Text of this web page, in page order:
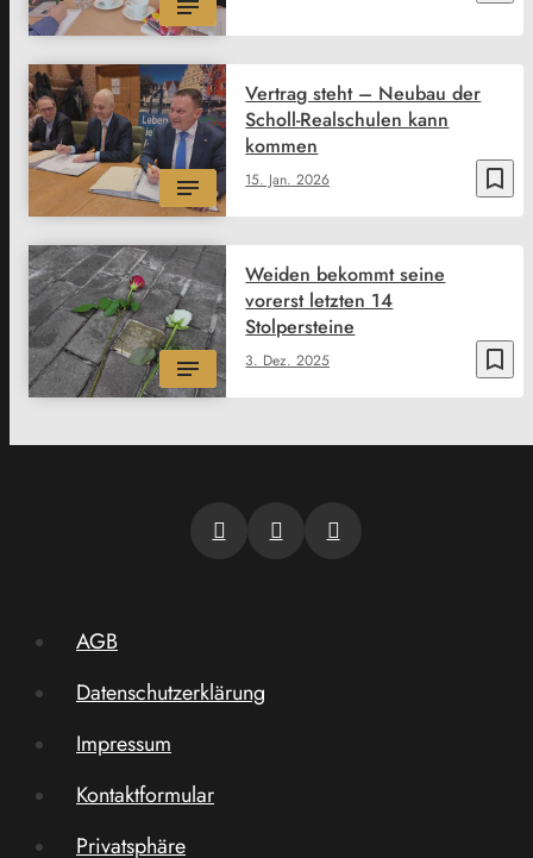
bookmark_border
15. Jan. 2026
Vertrag steht – Neubau der
Scholl-Realschulen kann
kommen
bookmark_border
3. Dez. 2025
Weiden bekommt seine
vorerst letzten 14
Stolpersteine
AGB
Datenschutzerklärung
Impressum
Kontaktformular
Privatsphäre